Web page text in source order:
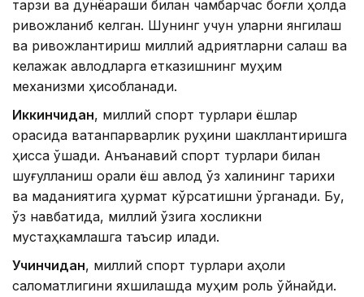
тарзи ва дунёқараши билан чамбарчас боғлиқ ҳолда
ривожланиб келган. Шунинг учун уларни янгилаш
ва ривожлантириш миллий қадриятларни сақлаш ва
келажак авлодларга етказишнинг муҳим
механизми ҳисобланади.
Иккинчидан, миллий спорт турлари ёшлар
орасида ватанпарварлик руҳини шакллантиришга
ҳисса қўшади. Анъанавий спорт турлари билан
шуғулланиш орқали ёш авлод ўз халқининг тарихи
ва маданиятига ҳурмат кўрсатишни ўрганади. Бу,
ўз навбатида, миллий ўзига хосликни
мустаҳкамлашга таъсир қилади.
Учинчидан, миллий спорт турлари аҳоли
саломатлигини яхшилашда муҳим роль ўйнайди.